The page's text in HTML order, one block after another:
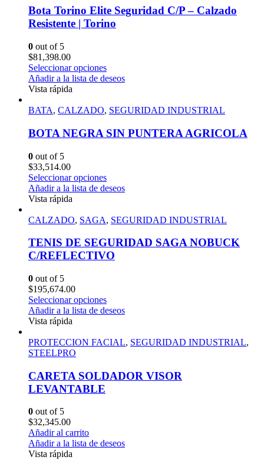
Bota Torino Elite Seguridad C/P – Calzado
Resistente | Torino
0 out of 5
$81,398.00
Seleccionar opciones
Añadir a la lista de deseos
Vista rápida
BATA, CALZADO, SEGURIDAD INDUSTRIAL
BOTA NEGRA SIN PUNTERA AGRICOLA
0 out of 5
$33,514.00
Seleccionar opciones
Añadir a la lista de deseos
Vista rápida
CALZADO, SAGA, SEGURIDAD INDUSTRIAL
TENIS DE SEGURIDAD SAGA NOBUCK
C/REFLECTIVO
0 out of 5
$195,674.00
Seleccionar opciones
Añadir a la lista de deseos
Vista rápida
PROTECCION FACIAL, SEGURIDAD INDUSTRIAL,
STEELPRO
CARETA SOLDADOR VISOR
LEVANTABLE
0 out of 5
$32,345.00
Añadir al carrito
Añadir a la lista de deseos
Vista rápida